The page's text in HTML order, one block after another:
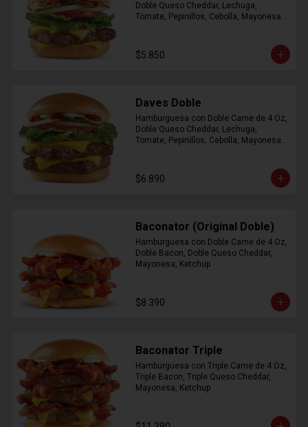
Doble Queso Cheddar, Lechuga,
Tomate, Pepinillos, Cebolla, Mayonesa,
$5.850
Daves Doble
Hamburguesa con Doble Carne de 4 Oz,
Doble Queso Cheddar, Lechuga,
Tomate, Pepinillos, Cebolla, Mayonesa,
$6.890
Baconator (Original Doble)
Hamburguesa con Doble Carne de 4 Oz,
Doble Bacon, Doble Queso Cheddar,
Mayonesa, Ketchup
$8.390
Baconator Triple
Hamburguesa con Triple Carne de 4 Oz,
Triple Bacon, Triple Queso Cheddar,
Mayonesa, Ketchup